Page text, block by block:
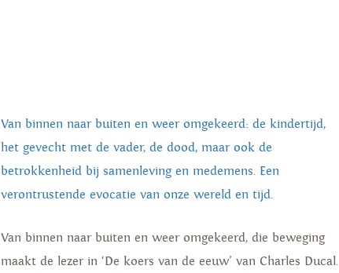
Van binnen naar buiten en weer omgekeerd: de kindertijd,
het gevecht met de vader, de dood, maar ook de
betrokkenheid bij samenleving en medemens. Een
verontrustende evocatie van onze wereld en tijd.
Van binnen naar buiten en weer omgekeerd, die beweging
maakt de lezer in ‘De koers van de eeuw’ van Charles Ducal.